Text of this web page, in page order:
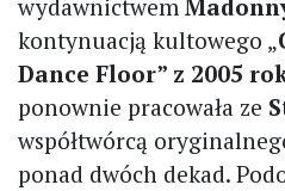
wydawnictwem
kontynuacją kultowego „
Dance Floor” z 2005
ponownie pracowała ze
współtwórcą
ponad dwóch dekad.